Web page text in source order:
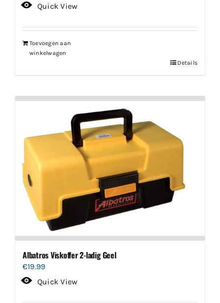
Quick View
Toevoegen aan
winkelwagen
Details
Albatros Viskoffer 2-ladig Geel
€19.99
Quick View